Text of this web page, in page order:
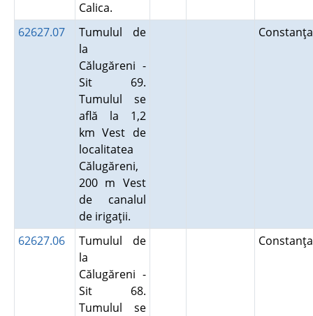
Calica.
62627.07
Tumulul de
la
Călugăreni -
Sit 69.
Tumulul se
află la 1,2
km Vest de
localitatea
Călugăreni,
200 m Vest
de canalul
de irigaţii.
Constanţa
62627.06
Tumulul de
la
Călugăreni -
Sit 68.
Tumulul se
Constanţa